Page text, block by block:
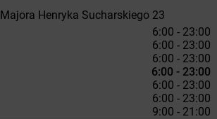
Majora Henryka Sucharskiego 23
6:00 - 23:00
6:00 - 23:00
6:00 - 23:00
6:00 - 23:00
6:00 - 23:00
6:00 - 23:00
9:00 - 21:00